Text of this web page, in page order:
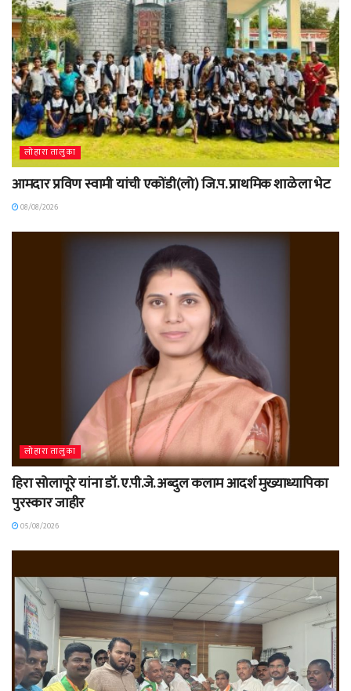
लोहारा तालुका
आमदार प्रविण स्वामी यांची एकोंडी(लो) जि.प. प्राथमिक शाळेला भेट
08/08/2026
लोहारा तालुका
हिरा सोलापूरे यांना डॉ. ए.पी.जे. अब्दुल कलाम आदर्श मुख्याध्यापिका
पुरस्कार जाहीर
05/08/2026